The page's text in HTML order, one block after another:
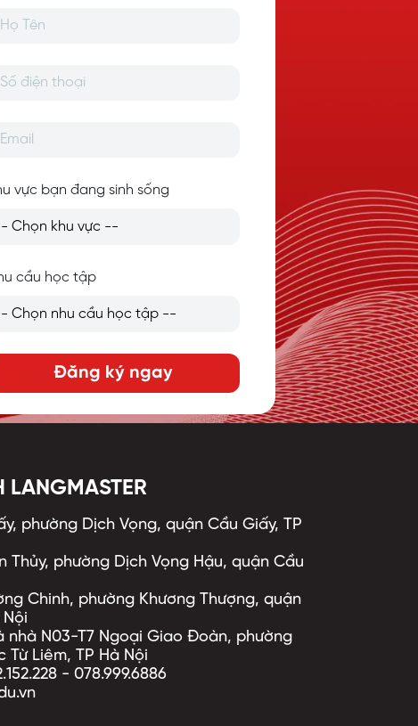
vực bạn đang sinh sống
cầu học tập
Đăng ký ngay
LANGMASTER
phường Dịch Vọng, quận Cầu Giấy, TP
Thủy, phường Dịch Vọng Hậu, quận Cầu
Chinh, phường Khương Thượng, quận
nhà N03-T7 Ngoại Giao Đoàn, phường
Từ Liêm, TP Hà Nội
- 078.999.6886